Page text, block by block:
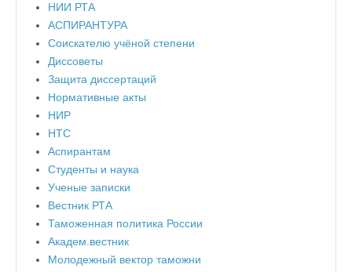
НИИ РТА
АСПИРАНТУРА
Соискателю учёной степени
Диссоветы
Защита диссертаций
Нормативные акты
НИР
НТС
Аспирантам
Студенты и наука
Ученые записки
Вестник РТА
Таможенная политика России
Академ.вестник
Молодежный вектор таможни